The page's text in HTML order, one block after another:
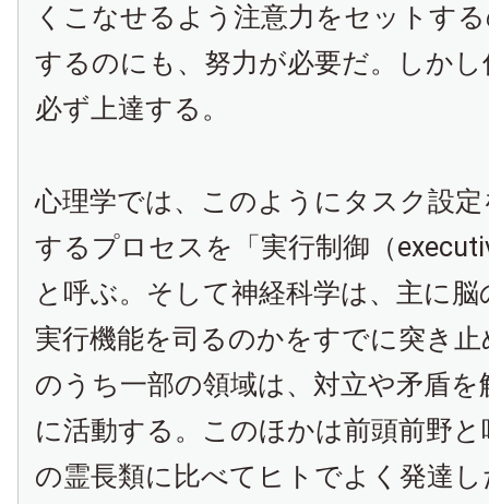
くこなせるよう注意力をセットす
するのにも、努力が必要だ。しか
必ず上達する。
心理学では、このようにタスク設
するプロセスを「実行制御（
と呼ぶ。そして神経科学は、主に
実行機能を司るのかをすでに突き
のうち一部の領域は、対立や矛盾
に活動する。このほかは前頭前野
の霊長類に比べてヒトでよく発達